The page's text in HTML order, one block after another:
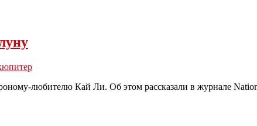
юпитер
любителю Кай Ли. Об этом рассказали в журнале